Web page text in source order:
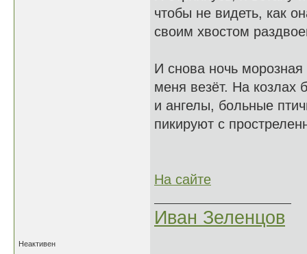
чтобы не видеть, как
своим хвостом
И снова ночь морозная
меня везёт. На козлах
и ангелы, больные
пикируют с
На сайте
Иван Зеленцов
Неактивен